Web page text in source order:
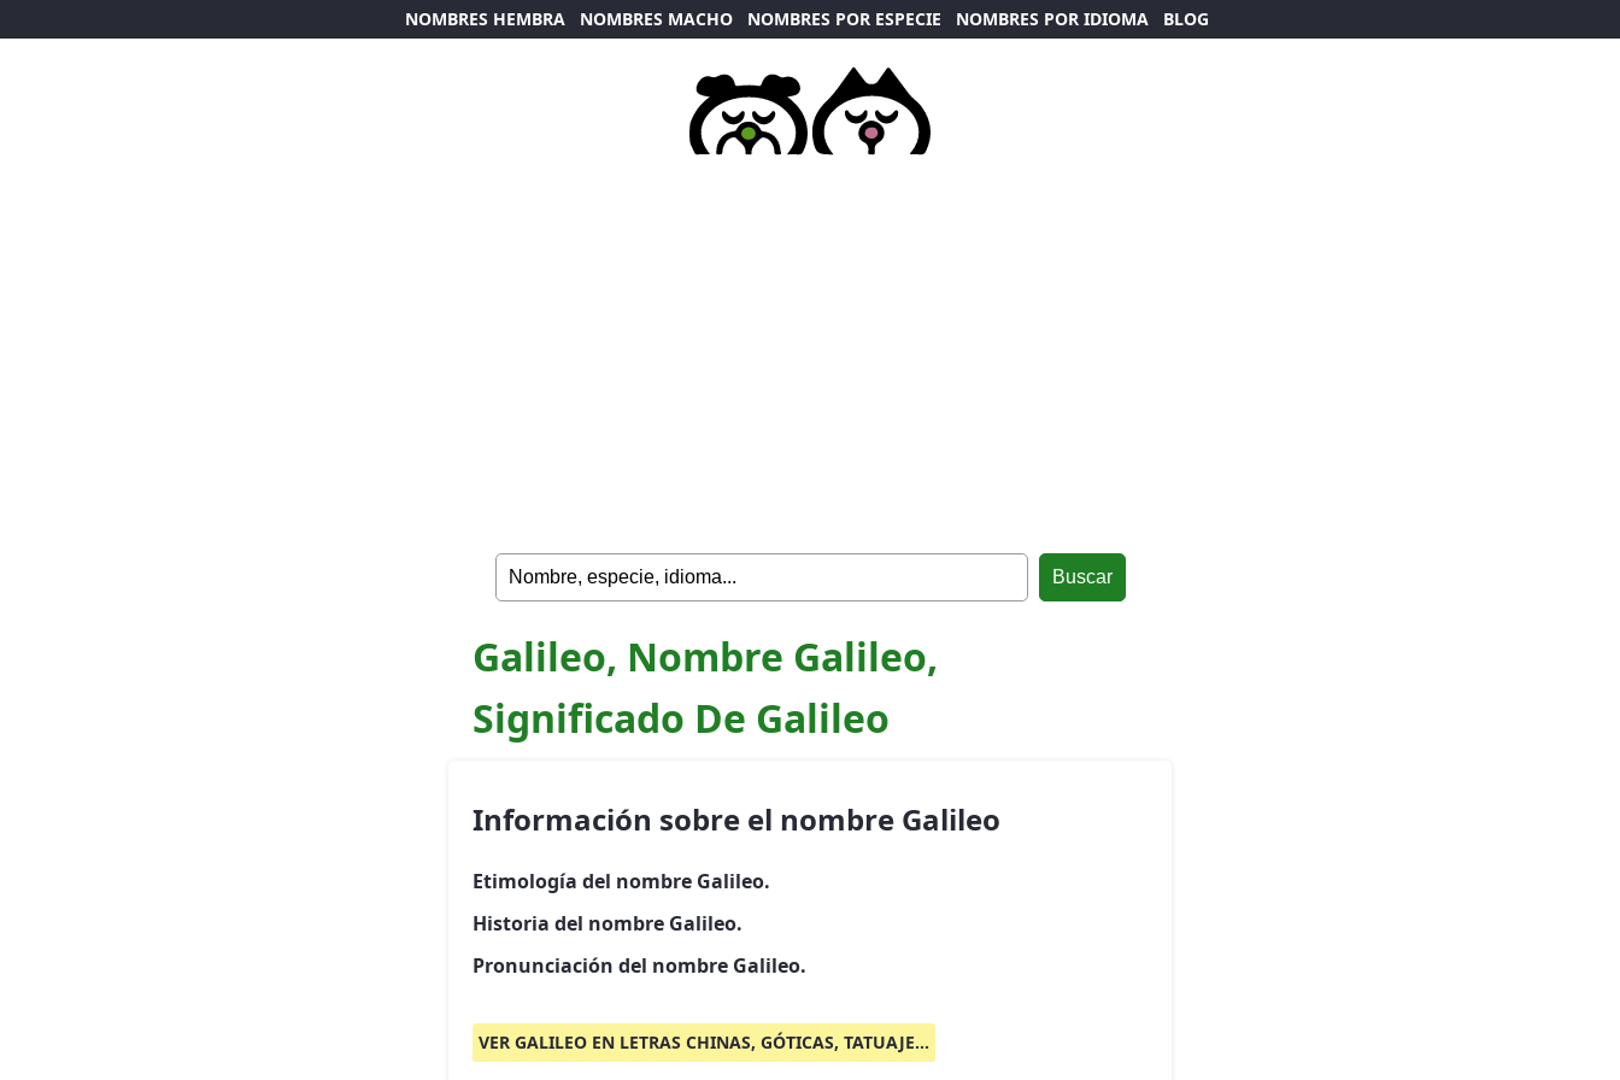
NOMBRES HEMBRA NOMBRES MACHO NOMBRES POR ESPECIE NOMBRES POR IDIOMA BLOG
Galileo, Nombre Galileo,
Significado De Galileo
Información sobre el nombre Galileo
Etimología del nombre Galileo.
Historia del nombre Galileo.
Pronunciación del nombre Galileo.
VER GALILEO EN LETRAS CHINAS, GÓTICAS, TATUAJE...